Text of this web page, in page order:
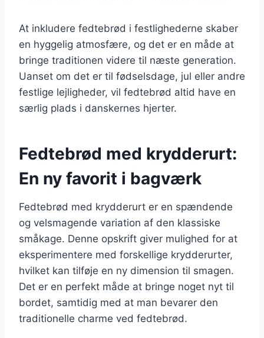
At inkludere fedtebrød i festlighederne skaber
en hyggelig atmosfære, og det er en måde at
bringe traditionen videre til næste generation.
Uanset om det er til fødselsdage, jul eller andre
festlige lejligheder, vil fedtebrød altid have en
særlig plads i danskernes hjerter.
Fedtebrød med krydderurt:
En ny favorit i bagværk
Fedtebrød med krydderurt er en spændende
og velsmagende variation af den klassiske
småkage. Denne opskrift giver mulighed for at
eksperimentere med forskellige krydderurter,
hvilket kan tilføje en ny dimension til smagen.
Det er en perfekt måde at bringe noget nyt til
bordet, samtidig med at man bevarer den
traditionelle charme ved fedtebrød.